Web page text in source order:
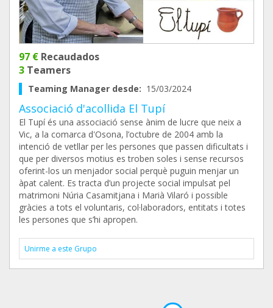
97 € Recaudados
3 Teamers
Teaming Manager desde: 15/03/2024
Associació d'acollida El Tupí
El Tupí és una associació sense ànim de lucre que neix a
Vic, a la comarca d'Osona, l’octubre de 2004 amb la
intenció de vetllar per les persones que passen dificultats i
que per diversos motius es troben soles i sense recursos
oferint-los un menjador social perquè puguin menjar un
àpat calent. Es tracta d’un projecte social impulsat pel
matrimoni Núria Casamitjana i Marià Vilaró i possible
gràcies a tots el voluntaris, col·laboradors, entitats i totes
les persones que s’hi apropen.
Unirme a este Grupo